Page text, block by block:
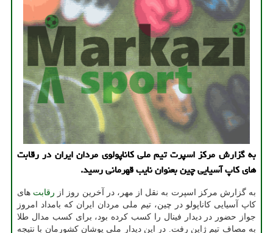
به گزارش مركز اسپرت تیم ملی كاناپولوی مردان ایران در رقابت
های كاپ آسیایی چین بعنوان نایب قهرمانی رسید.
به گزارش مركز اسپرت به نقل از مهر، در آخرین روز از رقابت های
كاپ آسیایی كاناپولو در چین، تیم ملی مردان ایران كه بامداد امروز
جواز حضور در دیدار فینال را كسب كرده بود، برای كسب مدال طلا
به مصاف تیم ژاپن رفت. در این دیدار ملی پوشان كشورمان با نتیجه